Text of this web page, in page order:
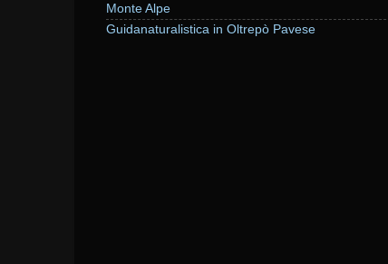
Monte Alpe
Guidanaturalistica in Oltrepò Pavese